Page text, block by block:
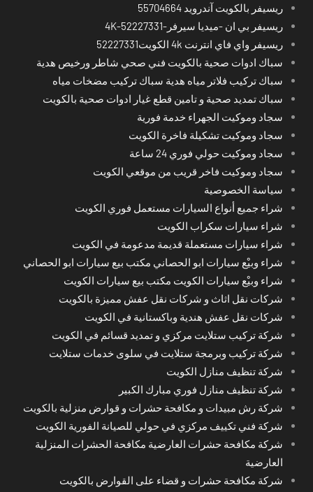
ريسيفر بالكويت آندرويد 55704664
ريسيفر بي ان -ميديا سيرفر-4K-52227331
ريسيفر واي فاي انترنت 4k الكويت52227331
سباك ادوات صحية بالكويت فني صحي شاطر ورخيص هدية
سباك تركيب فلاتر مياه هدية سباك تركيب مضخات مياه
سباك تمديد صحية و تامين قطع غيار ادوات صحية بالكويت
سجاد وموكيت الجهراء خدمة فورية
سجاد وموكيت تشكيلة فاخرة الكويت
سجاد وموكيت حولي فوري 24 ساعة
سجاد وموكيت فاخر قريب من موقعي الكويت
سياسة الخصوصية
شراء جميع أنواع السيارات مستعمل فوري الكويت
شراء سيارات سكراب الكويت
شراء سيارات مستعملة قديمة مدعومة في الكويت
شراء وبيْع سيارات ابو الحصاني مكتب بيع سيارات ابو الحصاني
شراء وبيْع سيارات الكويت مكتب بيع سيارات الكويت
شركات نقل اثاث و شركات نقل عفش مميزة بالكويت
شركات نقل عفش هندية وباكستانية في الكويت
شركة تركيب ستلايت مركزي و تمديد قسائم في الكويت
شركة تركيب وبرمجة ستلايت في سلوى خدمات ستلايت
شركة تنظيف منازل الكويت
شركة تنظيف منازل فوري مبارك الكبير
شركة رش مبيدات و مكافحة حشرات و قوارض منزلية بالكويت
شركة فني تكييف مركزي في حولي للصيانة الفورية الكويت
شركة مكافحة حشرات العارضية مكافحة الحشرات المنزلية
العارضية
شركة مكافحة حشرات و قضاء على القوارض بالكويت